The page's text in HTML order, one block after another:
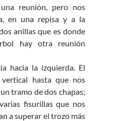
reunión, pero nos
en una repisa y a la
anillas que es donde
hay otra reunión
hacia la izquierda. El
hasta que nos
tramo de dos chapas;
fisurillas que nos
a superar el trozo más